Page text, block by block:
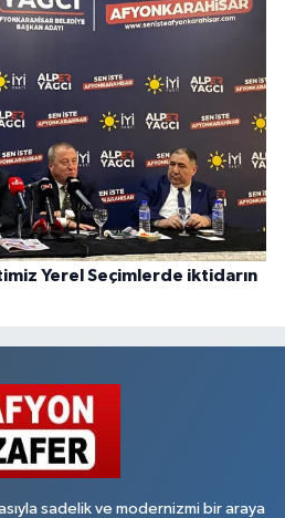
Yerel Seçimlerde iktidarın
sadelik ve modernizmi bir araya